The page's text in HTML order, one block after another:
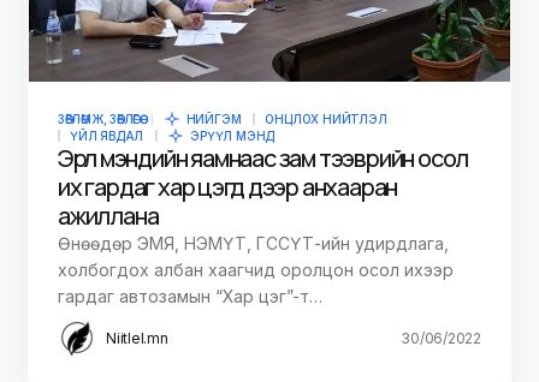
ЗӨВЛӨМЖ, ЗӨВЛӨГӨӨ НИЙГЭМ
ОНЦЛОХ НИЙТЛЭЛ
ҮЙЛ ЯВДАЛ
ЭРҮҮЛ МЭНД
Эрүүл мэндийн яамнаас зам тээврийн осол
их гардаг хар цэгүүд дээр анхааран
ажиллана
Өнөөдөр ЭМЯ, НЭМҮТ, ГССҮТ-ийн удирдлага,
холбогдох албан хаагчид оролцон осол ихээр
гардаг автозамын “Хар цэг”-т…
Niitlel.mn 30/06/2022